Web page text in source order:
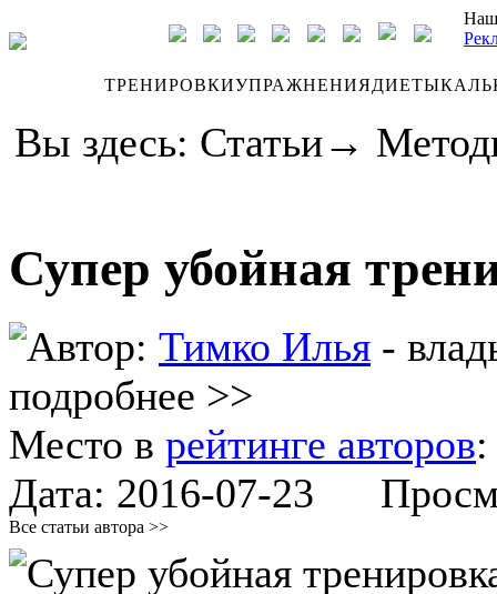
ТРЕНИРОВКИУПРАЖНЕНИЯДИЕТЫ
Вы здесь: Статьи→
Супер убойная
Автор: Тимко Илья -
подробнее >>
Место в рейтинге авторов
Дата: 2016-07-23
Все статьи автора >>